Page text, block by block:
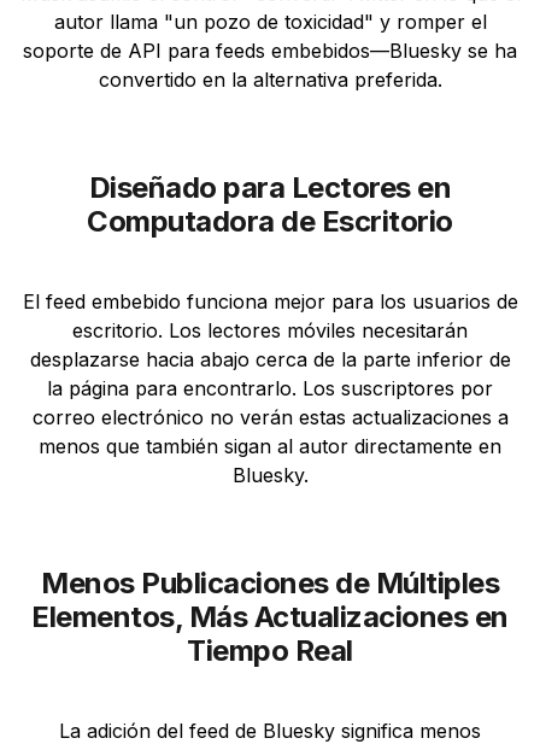
autor llama "un pozo de toxicidad" y romper el
soporte de API para feeds embebidos—Bluesky se ha
convertido en la alternativa preferida.
Diseñado para Lectores en
Computadora de Escritorio
El feed embebido funciona mejor para los usuarios de
escritorio. Los lectores móviles necesitarán
desplazarse hacia abajo cerca de la parte inferior de
la página para encontrarlo. Los suscriptores por
correo electrónico no verán estas actualizaciones a
menos que también sigan al autor directamente en
Bluesky.
Menos Publicaciones de Múltiples
Elementos, Más Actualizaciones en
Tiempo Real
La adición del feed de Bluesky significa menos